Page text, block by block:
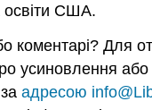
освіти США.
коментарі? Для
усиновлення або
заадресою